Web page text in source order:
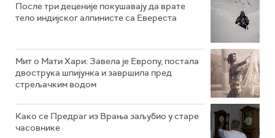
После три деценије покушавају да врате
тело индијског алпинисте са Евереста
Мит о Мати Хари: Завела је Европу, постала
двострука шпијунка и завршила пред
стрељачким водом
Како се Предраг из Врања заљубио у старе
часовнике